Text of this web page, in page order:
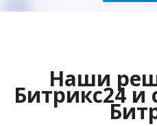
Наши
Битрикс24 и